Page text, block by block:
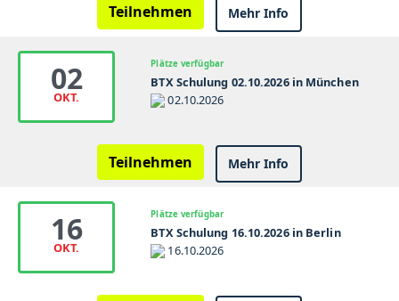
Teilnehmen Mehr Info
02
OKT.
Plätze verfügbar
BTX Schulung 02.10.2026 in München
02.10.2026
Teilnehmen Mehr Info
16
OKT.
Plätze verfügbar
BTX Schulung 16.10.2026 in Berlin
16.10.2026